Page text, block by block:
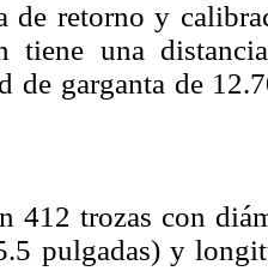
de retorno y
tiene una
de garganta de
412 trozas con
pulgadas) y